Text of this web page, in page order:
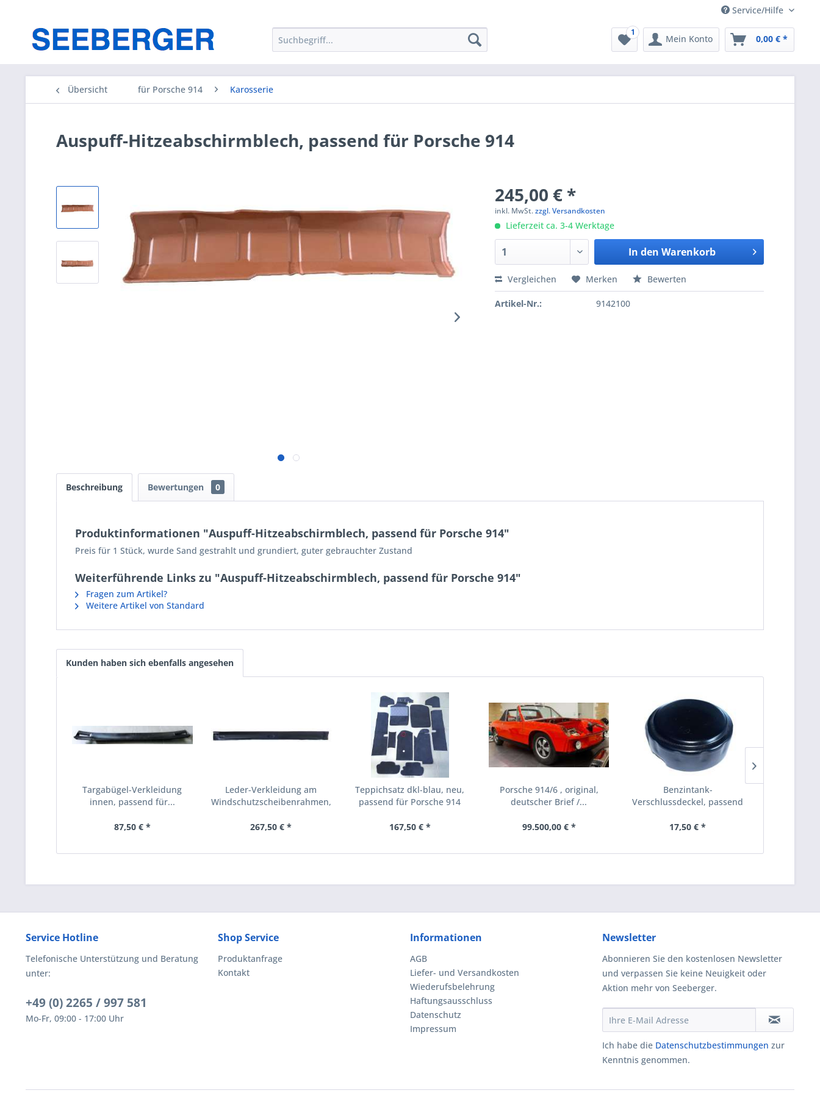
Service/Hilfe
1
Mein Konto 0,00 € *
Übersicht für Porsche 914 Karosserie
Auspuff-Hitzeabschirmblech, passend für Porsche 914
245,00 € *
inkl. MwSt.zzgl. Versandkosten
Lieferzeit ca. 3-4 Werktage
In den Warenkorb
Vergleichen Merken Bewerten
Artikel-Nr.: 9142100
Beschreibung Bewertungen 0
Produktinformationen "Auspuff-Hitzeabschirmblech, passend für Porsche 914"
Preis für 1 Stück, wurde Sand gestrahlt und grundiert, guter gebrauchter Zustand
Weiterführende Links zu "Auspuff-Hitzeabschirmblech, passend für Porsche 914"
Fragen zum Artikel?
Weitere Artikel von Standard
Kunden haben sich ebenfalls angesehen
Targabügel-Verkleidung
innen, passend für...
87,50 € *
Leder-Verkleidung am
Windschutzscheibenrahmen,...
267,50 € *
Teppichsatz dkl-blau, neu,
passend für Porsche 914
167,50 € *
Porsche 914/6 , original,
deutscher Brief /...
99.500,00 € *
Benzintank-
Verschlussdeckel, passend
17,50 € *
Service Hotline
Telefonische Unterstützung und Beratung
unter:
+49 (0) 2265 / 997 581
Mo-Fr, 09:00 - 17:00 Uhr
Shop Service
Produktanfrage
Kontakt
Informationen
AGB
Liefer- und Versandkosten
Wiederufsbelehrung
Haftungsausschluss
Datenschutz
Impressum
Newsletter
Abonnieren Sie den kostenlosen Newsletter
und verpassen Sie keine Neuigkeit oder
Aktion mehr von Seeberger.
Ich habe die Datenschutzbestimmungen zur
Kenntnis genommen.